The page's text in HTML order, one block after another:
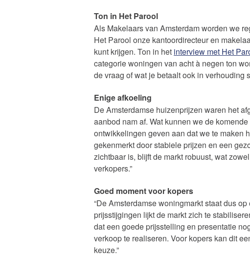
Ton in Het Parool
Als Makelaars van Amsterdam worden we
Het Parool onze kantoordirecteur en
kunt krijgen. Ton in het interview met Het
categorie woningen van acht à negen ton
de vraag of wat je betaalt ook in verhouding
Enige afkoeling
De Amsterdamse huizenprijzen waren het
aanbod nam af. Wat kunnen we de
ontwikkelingen geven aan dat we te maken
gekenmerkt door stabiele prijzen en een
zichtbaar is, blijft de markt robuust, wat
verkopers.”
Goed moment voor kopers
“De Amsterdamse woningmarkt staat dus
prijsstijgingen lijkt de markt zich te
dat een goede prijsstelling en presentatie
verkoop te realiseren. Voor kopers kan dit
keuze.”